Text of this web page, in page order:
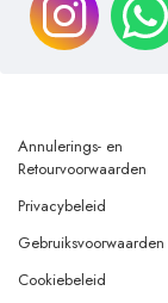
Annulerings- en
Retourvoorwaarden
Privacybeleid
Gebruiksvoorwaarden
Cookiebeleid